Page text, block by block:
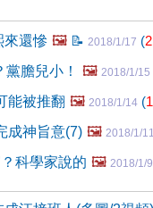
來還慘 🖼️ 📝 2018/1/17 (
膽兒小！
🖼️ 2018/1/15
能被推翻 🖼️ 2018/1/14 (
成神旨意(7) 🖼️ 2018/1/11
科學家說的 🖼️ 2018/1/9